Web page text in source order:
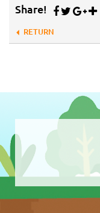
Share!
RETURN